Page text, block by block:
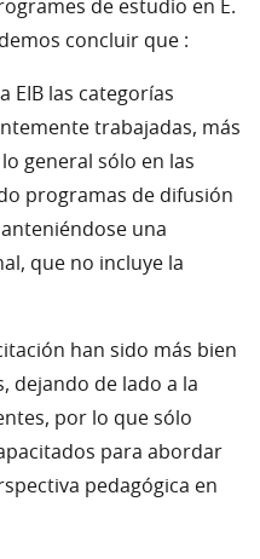
de estudio en E.
concluir que :
EIB las categorías
trabajadas, más
general sólo en las
programas de difusión
una
que no incluye la
han sido más bien
dejando de lado a la
por lo que sólo
para abordar
pedagógica en